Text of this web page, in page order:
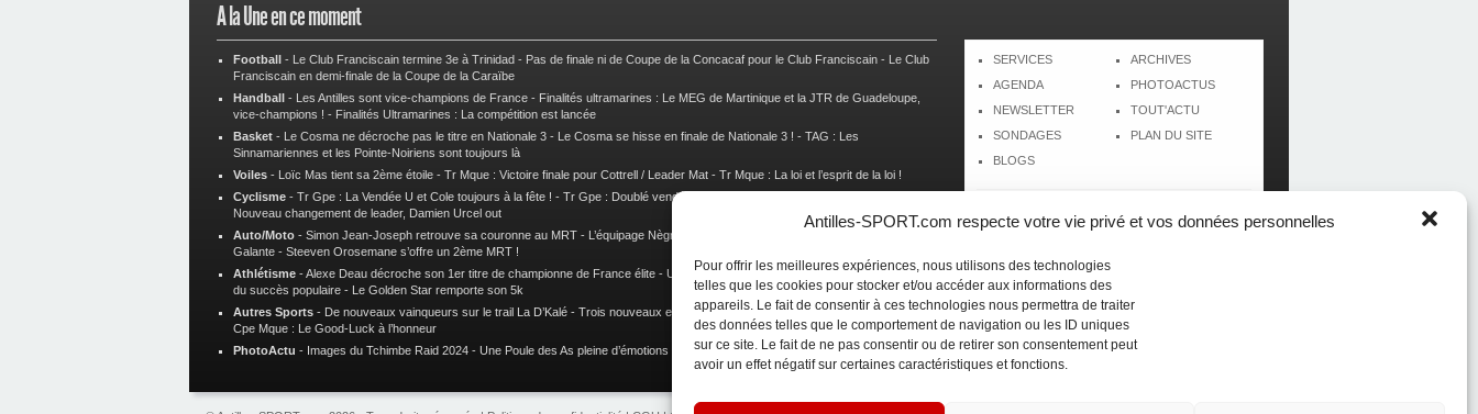
Antilles-SPORT.com respecte votre vie privé et vos données personnelles
Pour offrir les meilleures expériences, nous utilisons des technologies
telles que les cookies pour stocker et/ou accéder aux informations des
appareils. Le fait de consentir à ces technologies nous permettra de traiter
des données telles que le comportement de navigation ou les ID uniques
sur ce site. Le fait de ne pas consentir ou de retirer son consentement peut
avoir un effet négatif sur certaines caractéristiques et fonctions.
A la Une en ce moment
Football - Le Club Franciscain termine 3e à Trinidad - Pas de finale ni de Coupe de la Concacaf pour le Club Franciscain -
Le Club
Franciscain en demi-finale de la Coupe de la Caraïbe
Handball
- Les Antilles sont vice-champions de France - Finalités ultramarines : Le MEG de Martinique et la JTR de Guadeloupe,
vice-champions ! - Finalités Ultramarines : La compétition est lancée
Basket - Le Cosma ne décroche pas le titre en Nationale 3 - Le Cosma se hisse en finale de Nationale 3 ! - TAG : Les
Sinnamariennes et les Pointe-Noiriens sont toujours là
Voiles - Loïc Mas tient sa 2ème étoile - Tr Mque : Victoire finale pour Cottrell / Leader Mat - Tr Mque : La loi et l’esprit de la loi !
Cyclisme - Tr Gpe : La Vendée U et Cole toujours à la fête ! - Tr Gpe : Doublé vendéen sur l’étape des Mamelles
Nouveau changement de leader, Damien Urcel out
Auto/Moto - Simon Jean-Joseph retrouve sa couronne au MRT -
L’équipage Nègre – Gérard remporte le 9e rallye du Pays Marie-
Galante - Steeven Orosemane s’offre un 2ème MRT !
Athlétisme -Alexe Deau décroche son 1er titre de championne de France élite - Un semi marathon sous le signe de la chaleur et
du succès populaire -
Le Golden Star remporte son 5k
Autres Sports - De nouveaux vainqueurs sur le trail La D’Kalé - Trois nouveaux et un habitué au palmarès du Trail des Trésors-
Cpe Mque : Le Good-Luck à l’honneur
PhotoActu - Images du Tchimbe Raid 2024 - Une Poule des As pleine d’émotions ! Images de la Woulib 113 X-Trem
SERVICES
AGENDA
NEWSLETTER
SONDAGES
BLOGS
ARCHIVES
PHOTOACTUS
TOUT'ACTU
PLAN DU SITE